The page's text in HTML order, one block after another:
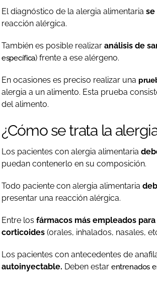
El diagnóstico de la alergia alimentaria se
reacción alérgica.
También es posible realizaranálisis de
específica) frente a ese alérgeno.
En ocasiones es preciso realizar una
alergia a un alimento. Esta prueba
del alimento.
¿Cómo se trata la
Los pacientes con alergia alimentaria
puedan contenerlo en su composición.
Todo paciente con alergia alimentaria
presentar una reacción alérgica.
Entre los fármacos más empleados
corticoides(orales, inhalados, nasales,
Los pacientes con antecedentes de
autoinyectable. Deben estar entrenados